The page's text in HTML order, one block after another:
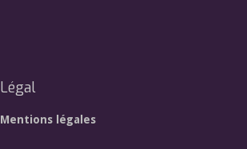
Légal
Mentions légales